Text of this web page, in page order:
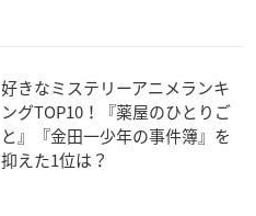
好きなミステリーアニメランキ
ングTOP10！『薬屋のひとりご
と』『金田一少年の事件簿』を
抑えた1位は？